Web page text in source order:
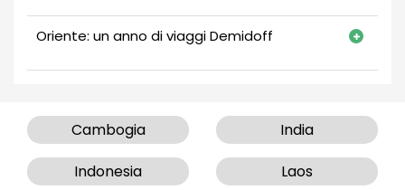
Oriente: un anno di viaggi Demidoff
Cambogia
India
Indonesia
Laos